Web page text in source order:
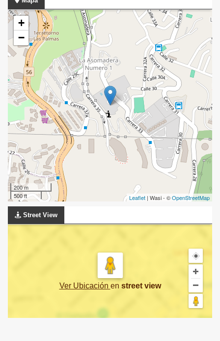
+
−
200 m
500 ft
Leaflet | Wasi - ©OpenStreetMap
Street View
Ver Ubicación en street view